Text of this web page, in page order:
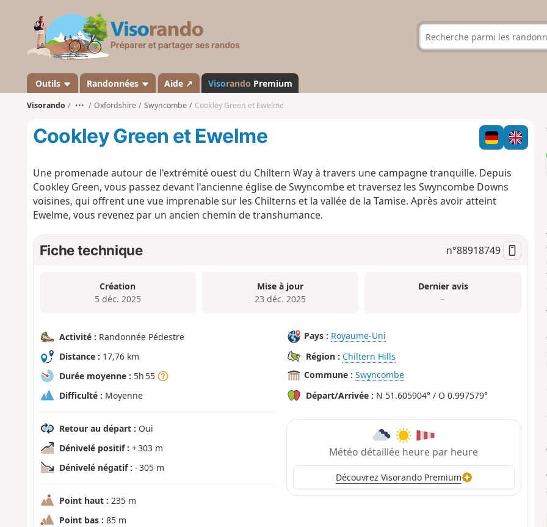
s
a
n
d
Outils Randonnées Aide ↗ Visorando Premium
Visorando ••• Oxfordshire Swyncombe Cookley Green et Ewelme
Cookley Green et Ewelme
Une promenade autour de l'extrémité ouest du Chiltern Way à travers une campagne tranquille. Depuis
Cookley Green, vous passez devant l'ancienne église de Swyncombe et traversez les Swyncombe Downs
voisines, qui offrent une vue imprenable sur les Chilterns et la vallée de la Tamise. Après avoir atteint
Ewelme, vous revenez par un ancien chemin de transhumance.
Fiche technique n°88918749
Création
5 déc. 2025
Mise à jour
23 déc. 2025
Dernier avis
–
Activité : Randonnée Pédestre
Distance : 17,76 km
Durée moyenne : 5h 55
Difficulté : Moyenne
Retour au départ : Oui
Dénivelé positif : + 303 m
Dénivelé négatif : - 305 m
Point haut : 235 m
Point bas : 85 m
Pays : Royaume-Uni
Région : Chiltern Hills
Commune : Swyncombe
Départ/Arrivée : N 51.605904° / O 0.997579°
Météo détaillée heure par heure
Découvrez Visorando Premium